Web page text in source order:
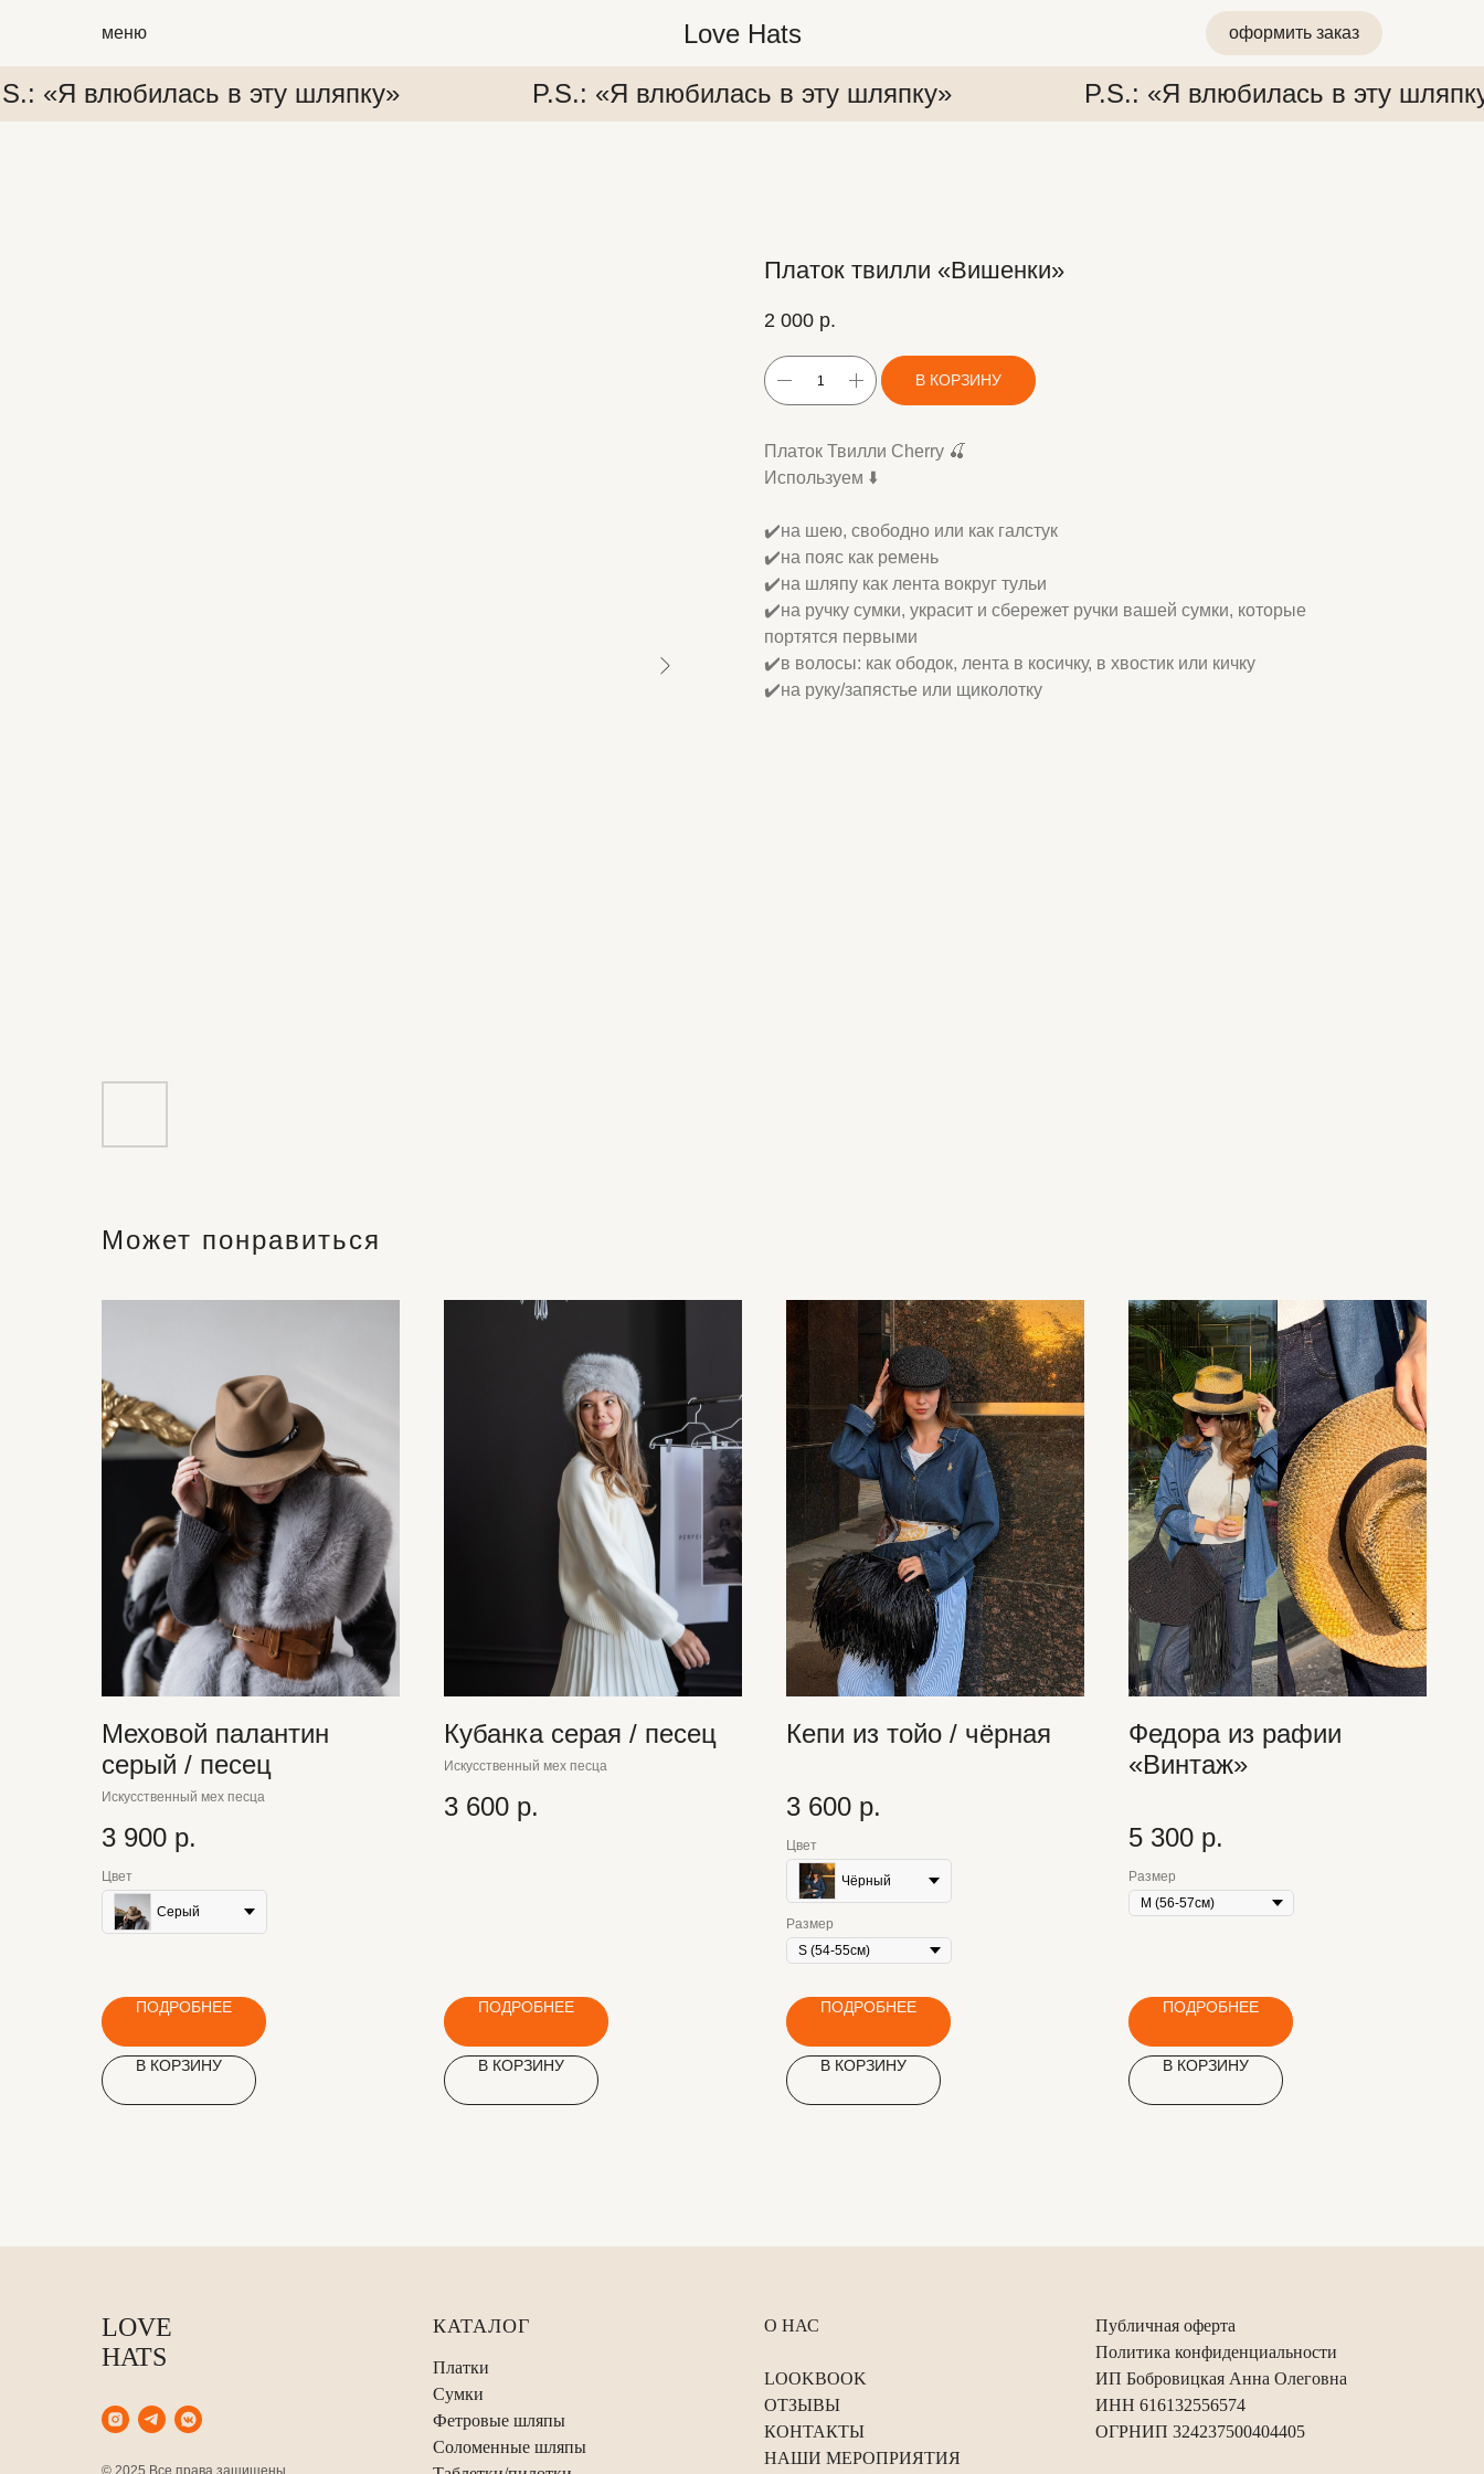
Love Hats
меню оформить заказ
P.S.: «Я влюбилась в эту шляпку» P.S.: «Я влюбилась в эту
«Я влюбилась в эту шляпку»
P.S.: «Я влюбилась в эту шляпку» P.S.: «Я влюбилась в эту шляпку»
Платок твилли «Вишенки»
2 000 р.
В КОРЗИНУ
Платок Твилли Cherry 🍒
Используем ⬇️
✔️на шею, свободно или как галстук
✔️на пояс как ремень
✔️на шляпу как лента вокруг тульи
✔️на ручку сумки, украсит и сбережет ручки вашей сумки, которые
портятся первыми
✔️в волосы: как ободок, лента в косичку, в хвостик или кичку
✔️на руку/запястье или щиколотку
Может понравиться
Меховой палантин
серый / песец
Искусственный мех песца
3 900 р.
Цвет
Серый
ПОДРОБНЕЕ
В КОРЗИНУ
Кубанка серая / песец
Искусственный мех песца
3 600 р.
ПОДРОБНЕЕ
В КОРЗИНУ
Кепи из тойо / чёрная
3 600 р.
Цвет
Чёрный
Размер
ПОДРОБНЕЕ
В КОРЗИНУ
Федора из рафии
«Винтаж»
5 300 р.
Размер
ПОДРОБНЕЕ
В КОРЗИНУ
LOVE
HATS
© 2025 Все права защищены
КАТАЛОГ
Платки
Сумки
Фетровые шляпы
Соломенные шляпы
О НАС
LOOKBOOK
ОТЗЫВЫ
КОНТАКТЫ
НАШИ МЕРОПРИЯТИЯ
Публичная оферта
Политика конфиденциальности
ИП Бобровицкая Анна Олеговна
ИНН 616132556574
ОГРНИП 324237500404405